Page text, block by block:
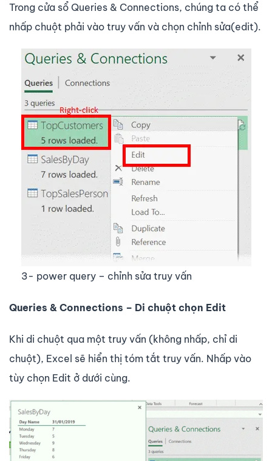
Trong cửa sổ Queries & Connections, chúng ta có thể
nhấp chuột phải vào truy vấn và chọn chỉnh sửa(edit).
3- power query – chỉnh sửa truy vấn
Queries & Connections – Di chuột chọn Edit
Khi di chuột qua một truy vấn (không nhấp, chỉ di
chuột), Excel sẽ hiển thị tóm tắt truy vấn. Nhấp vào
tùy chọn Edit ở dưới cùng.